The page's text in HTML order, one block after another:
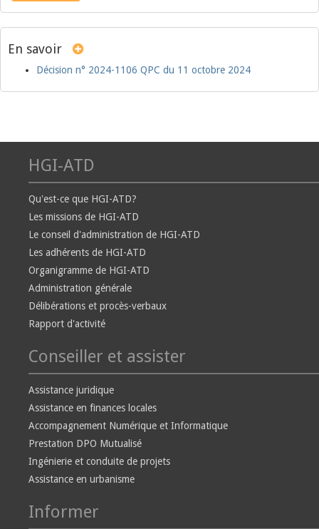
En savoir
Décision n° 2024-1106 QPC du 11 octobre 2024
HGI-ATD
Qu'est-ce que HGI-ATD?
Les missions de HGI-ATD
Le conseil d'administration de HGI-ATD
Les adhérents de HGI-ATD
Organigramme de HGI-ATD
Administration générale
Délibérations et procès-verbaux
Rapport d'activité
Conseiller et assister
Assistance juridique
Assistance en finances locales
Accompagnement Numérique et Informatique
Prestation DPO Mutualisé
Ingénierie et conduite de projets
Assistance en urbanisme
Informer